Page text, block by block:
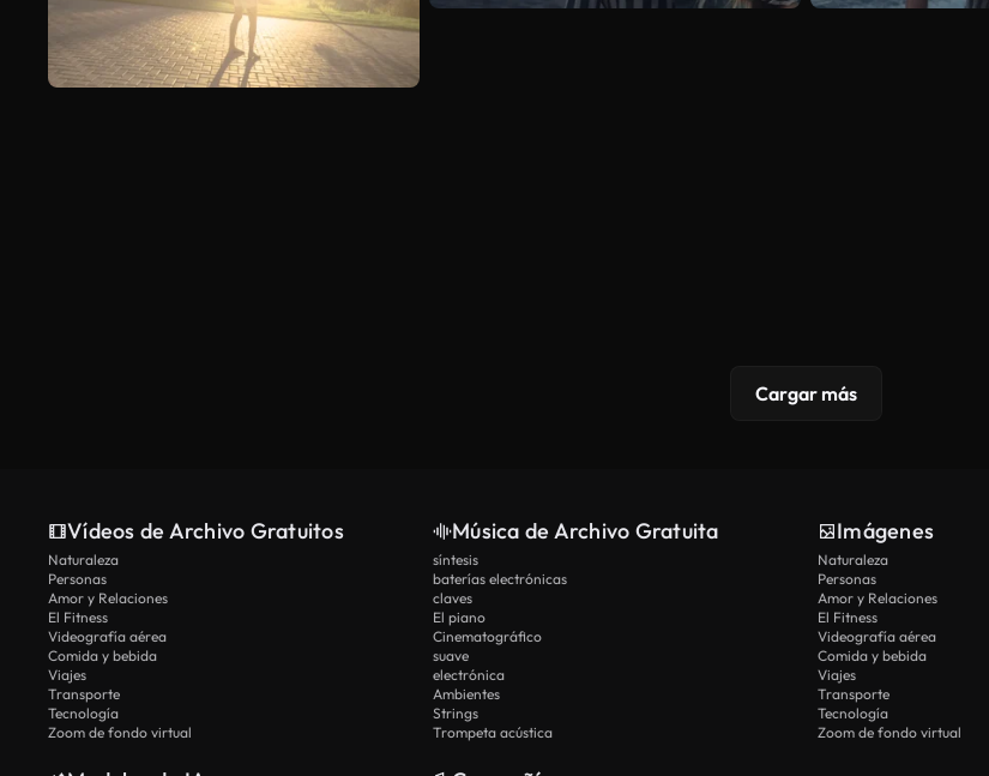
Cargar más
Vídeos de Archivo Gratuitos
Naturaleza
Personas
Amor y Relaciones
El Fitness
Videografía aérea
Comida y bebida
Viajes
Transporte
Tecnología
Zoom de fondo virtual
Música de Archivo Gratuita
síntesis
baterías electrónicas
claves
El piano
Cinematográfico
suave
electrónica
Ambientes
Strings
Trompeta acústica
Imágenes
Naturaleza
Personas
Amor y Relaciones
El Fitness
Videografía aérea
Comida y bebida
Viajes
Transporte
Tecnología
Zoom de fondo virtual